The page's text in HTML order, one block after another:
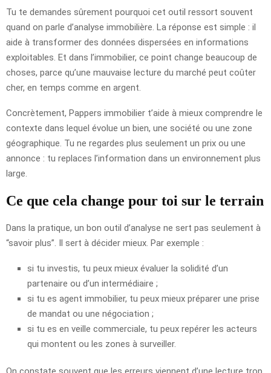
Tu te demandes sûrement pourquoi cet outil ressort souvent
quand on parle d’analyse immobilière. La réponse est simple : il
aide à transformer des données dispersées en informations
exploitables. Et dans l’immobilier, ce point change beaucoup de
choses, parce qu’une mauvaise lecture du marché peut coûter
cher, en temps comme en argent.
Concrètement, Pappers immobilier t’aide à mieux comprendre le
contexte dans lequel évolue un bien, une société ou une zone
géographique. Tu ne regardes plus seulement un prix ou une
annonce : tu replaces l’information dans un environnement plus
large.
Ce que cela change pour toi sur le terrain
Dans la pratique, un bon outil d’analyse ne sert pas seulement à
“savoir plus”. Il sert à décider mieux. Par exemple :
si tu investis, tu peux mieux évaluer la solidité d’un
partenaire ou d’un intermédiaire ;
si tu es agent immobilier, tu peux mieux préparer une prise
de mandat ou une négociation ;
si tu es en veille commerciale, tu peux repérer les acteurs
qui montent ou les zones à surveiller.